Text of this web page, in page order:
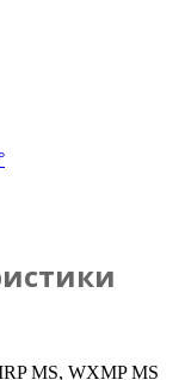
MS, WXMP MS